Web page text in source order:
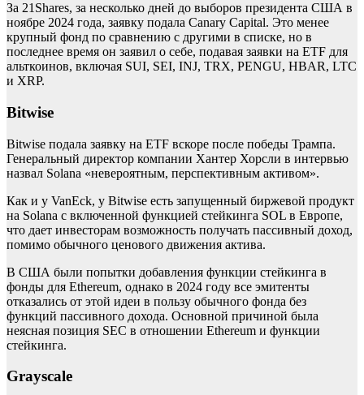
За 21Shares, за несколько дней до выборов президента США в
ноябре 2024 года, заявку подала Canary Capital. Это менее
крупный фонд по сравнению с другими в списке, но в
последнее время он заявил о себе, подавая заявки на ETF для
альткоинов, включая SUI, SEI, INJ, TRX, PENGU, HBAR, LTC
и XRP.
Bitwise
Bitwise подала заявку на ETF вскоре после победы Трампа.
Генеральный директор компании Хантер Хорсли в интервью
назвал Solana «невероятным, перспективным активом».
Как и у VanEck, у Bitwise есть запущенный биржевой продукт
на Solana с включенной функцией стейкинга SOL в Европе,
что дает инвесторам возможность получать пассивный доход,
помимо обычного ценового движения актива.
В США были попытки добавления функции стейкинга в
фонды для Ethereum, однако в 2024 году все эмитенты
отказались от этой идеи в пользу обычного фонда без
функций пассивного дохода. Основной причиной была
неясная позиция SEC в отношении Ethereum и функции
стейкинга.
Grayscale